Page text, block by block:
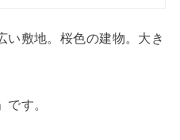
い敷地。桜色の建物。大き
す。